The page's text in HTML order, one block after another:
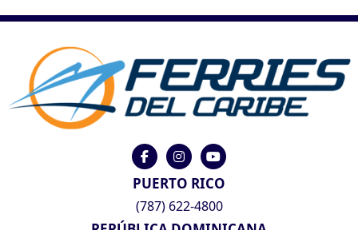
PUERTO RICO
(787) 622-4800